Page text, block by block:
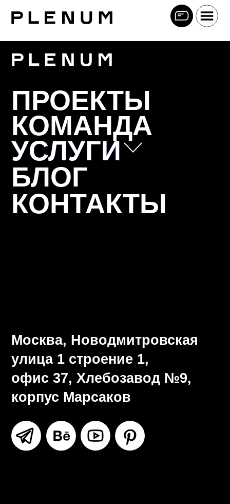
ПРОЕКТЫ
КОМАНДА
УСЛУГИ
УСЛУГИ
БЛОГ
КОНТАКТЫ
Москва, Новодмитровская
улица 1 строение 1,
офис 37, Хлебозавод №9,
корпус Марсаков
Позиционирование
Коммуникационная стратегия